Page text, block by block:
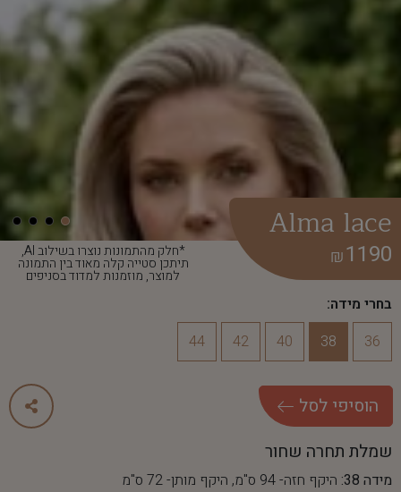
*חלק מהתמונות נוצרו בשילוב AI,
תיתכן סטייה קלה מאוד בין התמונה
למוצר, מוזמנות למדוד בסניפים
Alma lace
1190
₪
בחרי מידה:
36
38
40
42
44
הוסיפי לסל
שמלת תחרה שחור
מידה 38:
היקף חזה- 94 ס"מ, היקף מותן- 72 ס"מ